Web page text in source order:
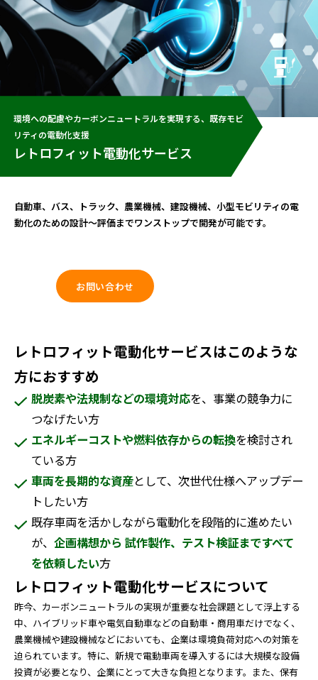
環境への配慮やカーボンニュートラルを実現する、既存モビ
リティの電動化支援
レトロフィット電動化サービス
自動車、バス、トラック、農業機械、建設機械、小型モビリティの電
動化のための設計～評価までワンストップで開発が可能です。
お問い合わせ
レトロフィット電動化サービスはこのような
方におすすめ
脱炭素や法規制などの環境対応を、事業の競争力に
つなげたい方
エネルギーコストや燃料依存からの転換を検討され
ている方
車両を長期的な資産として、次世代仕様へアップデー
トしたい方
既存車両を活かしながら電動化を段階的に進めたい
が、企画構想から 試作製作、テスト検証まですべて
を依頼したい方
レトロフィット電動化サービスについて
昨今、カーボンニュートラルの実現が重要な社会課題として浮上する
中、ハイブリッド車や電気自動車などの自動車・商用車だけでなく、
農業機械や建設機械などにおいても、企業は環境負荷対応への対策を
迫られています。特に、新規で電動車両を導入するには大規模な設備
投資が必要となり、企業にとって大きな負担となります。また、保有